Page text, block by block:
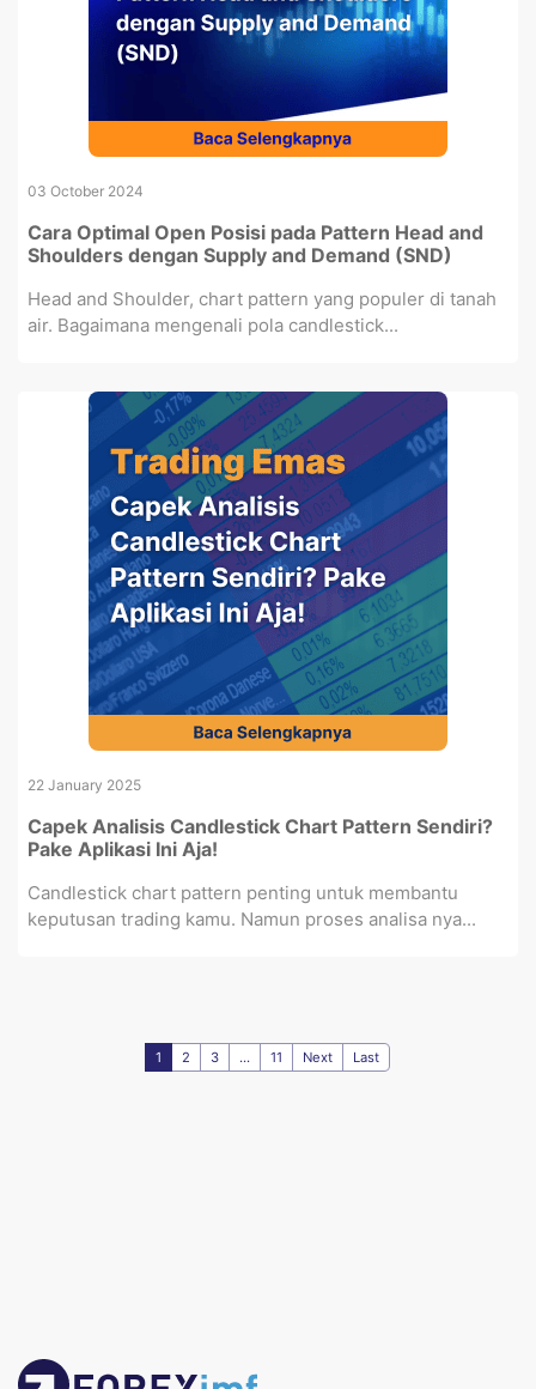
03 October 2024
Cara Optimal Open Posisi pada Pattern Head and
Shoulders dengan Supply and Demand (SND)
Head and Shoulder, chart pattern yang populer di tanah
air. Bagaimana mengenali pola candlestick...
22 January 2025
Capek Analisis Candlestick Chart Pattern Sendiri?
Pake Aplikasi Ini Aja!
Candlestick chart pattern penting untuk membantu
keputusan trading kamu. Namun proses analisa nya...
1 2 3 ... 11 Next Last